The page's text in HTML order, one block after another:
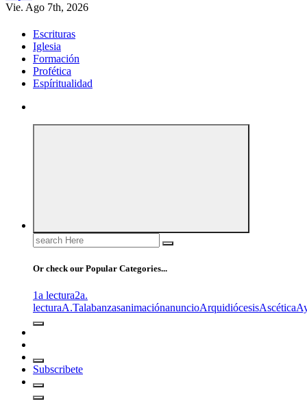
Vie. Ago 7th, 2026
Escrituras
Iglesia
Formación
Profética
Espíritualidad
Search
for:
Or check our Popular Categories...
1a lectura2a.
lecturaA.TalabanzasanimaciónanuncioArquidiócesisAscética
Subscribete